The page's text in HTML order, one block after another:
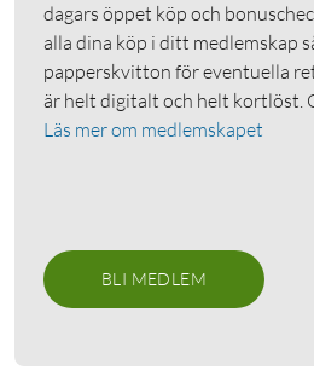
dagars öppet köp och
alla dina köp i ditt medlemskap
papperskvitton för eventuella
är helt digitalt och helt kortlöst.
Läs mer om medlemskapet
BLI MEDLEM